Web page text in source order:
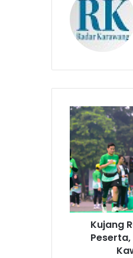
Kujang
Run
5K
Sukses
Sedot
1.740
Peserta,
Tawarkan
Sensasi
Kujang